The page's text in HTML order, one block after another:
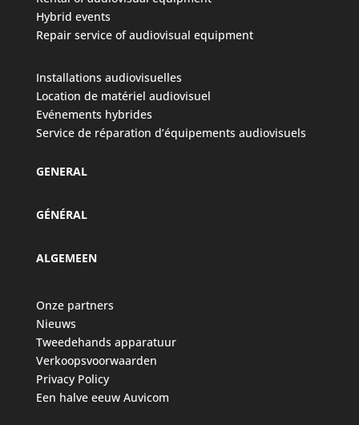
Hybrid events
Repair service of audiovisual equipment
Installations audiovisuelles
Location de matériel audiovisuel
Evénements hybrides
Service de réparation d’équipements audiovisuels
GENERAL
GÉNÉRAL
ALGEMEEN
Onze partners
Nieuws
Tweedehands apparatuur
Verkoopsvoorwaarden
Privacy Policy
Een halve eeuw Auvicom